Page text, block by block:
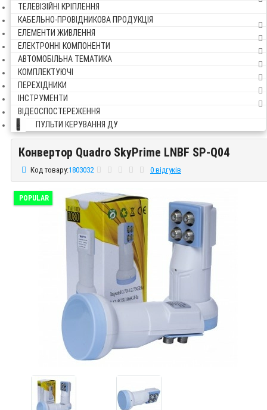
ТЕЛЕВІЗІЙНІ КРІПЛЕННЯ
КАБЕЛЬНО-ПРОВІДНИКОВА ПРОДУКЦІЯ
ЕЛЕМЕНТИ ЖИВЛЕННЯ
ЕЛЕКТРОННІ КОМПОНЕНТИ
АВТОМОБІЛЬНА ТЕМАТИКА
КОМПЛЕКТУЮЧІ
ПЕРЕХІДНИКИ
ІНСТРУМЕНТИ
ВІДЕОСПОСТЕРЕЖЕННЯ
ПУЛЬТИ КЕРУВАННЯ ДУ
Конвертор Quadro SkyPrime LNBF SP-Q04
Конвертор Quadro SkyPrime LNBF SP-Q04
Код товару:1803032 0 відгуків
POPULAR